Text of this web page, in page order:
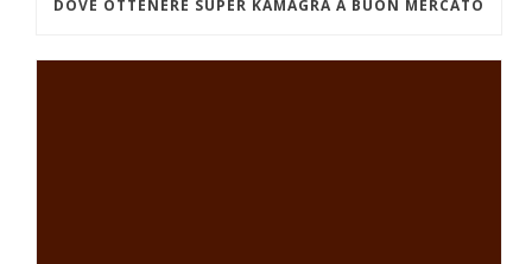
DOVE OTTENERE SUPER KAMAGRA A BUON MERCATO